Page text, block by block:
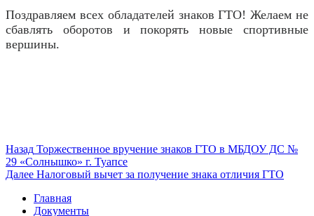
Поздравляем всех обладателей знаков ГТО! Желаем не
сбавлять оборотов и покорять новые спортивные
вершины.
Навигация
по
Назад Предыдущая
запись:
Торжественное вручение знаков ГТО в МБДОУ ДС №
29 «Солнышко» г. Туапсе
Далее Следующая
Налоговый вычет за получение знака отличия ГТО
Главная
Документы